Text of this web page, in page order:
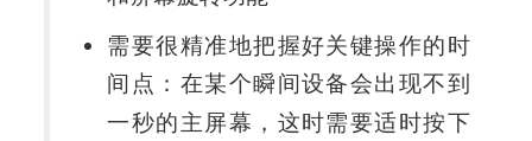
需要很精准地把握好关键操作的时
间点：在某个瞬间设备会出现不到
一秒的主屏幕 ，这时需要适时按下